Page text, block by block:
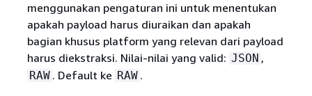
menggunakan pengaturan ini untuk menentukan
apakah payload harus diuraikan dan apakah
bagian khusus platform yang relevan dari payload
harus diekstraksi. Nilai-nilai yang valid: JSON ,
RAW . Default ke RAW .